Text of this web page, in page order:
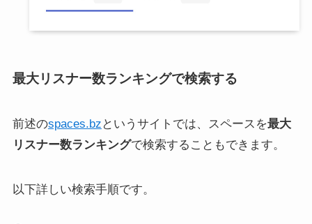
最大リスナー数ランキングで検索する
前述のspaces.bz というサイトでは、スペースを最大
リスナー数ランキングで検索することもできます。
以下詳しい検索手順です。